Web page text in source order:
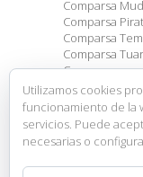
Comparsa
Comparsa
Comparsa
Comparsa
Comparsas
Eventos
General
Sin categoría
Utilizamos cookies
funcionamiento de la
servicios. Puede
necesarias o